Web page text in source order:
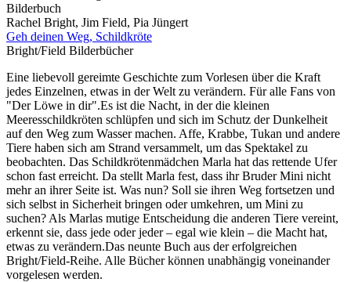
Bilderbuch
Rachel Bright, Jim Field, Pia Jüngert
Geh deinen Weg, Schildkröte
Bright/Field Bilderbücher
Eine liebevoll gereimte Geschichte zum Vorlesen über die Kraft
jedes Einzelnen, etwas in der Welt zu verändern. Für alle Fans von
"Der Löwe in dir".Es ist die Nacht, in der die kleinen
Meeresschildkröten schlüpfen und sich im Schutz der Dunkelheit
auf den Weg zum Wasser machen. Affe, Krabbe, Tukan und andere
Tiere haben sich am Strand versammelt, um das Spektakel zu
beobachten. Das Schildkrötenmädchen Marla hat das rettende Ufer
schon fast erreicht. Da stellt Marla fest, dass ihr Bruder Mini nicht
mehr an ihrer Seite ist. Was nun? Soll sie ihren Weg fortsetzen und
sich selbst in Sicherheit bringen oder umkehren, um Mini zu
suchen? Als Marlas mutige Entscheidung die anderen Tiere vereint,
erkennt sie, dass jede oder jeder – egal wie klein – die Macht hat,
etwas zu verändern.Das neunte Buch aus der erfolgreichen
Bright/Field-Reihe. Alle Bücher können unabhängig voneinander
vorgelesen werden.